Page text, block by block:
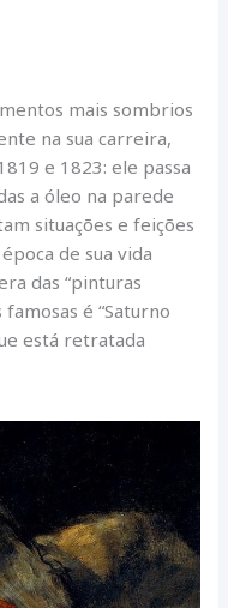
mais sombrios
na sua carreira,
e 1823: ele passa
a óleo na parede
situações e feições
de sua vida
das “pinturas
é “Saturno
está retratada